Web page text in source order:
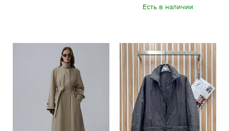
Есть в наличии